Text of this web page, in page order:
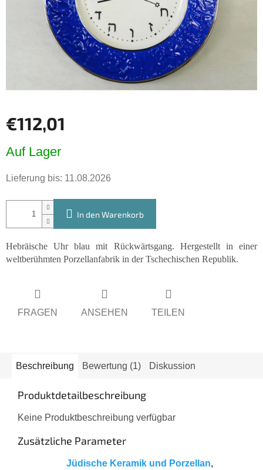
€112,01
Auf Lager
Lieferung bis: 11.08.2026
In den Warenkorb
Hebräische Uhr blau mit Rückwärtsgang. Hergestellt in einer
weltberühmten Porzellanfabrik in der Tschechischen Republik.
FRAGEN ANSEHEN TEILEN
Beschreibung Bewertung (1) Diskussion
Produktdetailbeschreibung
Keine Produktbeschreibung verfügbar
Zusätzliche Parameter
Jüdische Keramik und Porzellan,